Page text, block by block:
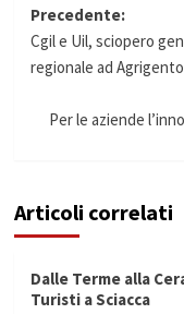
articolo
Precedente:
Cgil e Uil, sciopero
regionale ad Agrigento
Per le aziende
Articoli correlati
Dalle Terme alla
Turisti a Sciacca